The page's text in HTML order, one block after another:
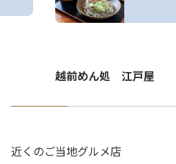
越前めん処 江戸屋
近くのご当地グルメ店